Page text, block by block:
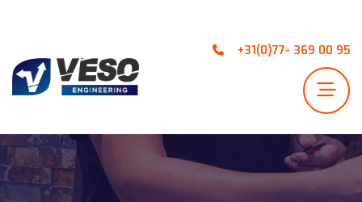
+31(0)77- 369 00 95